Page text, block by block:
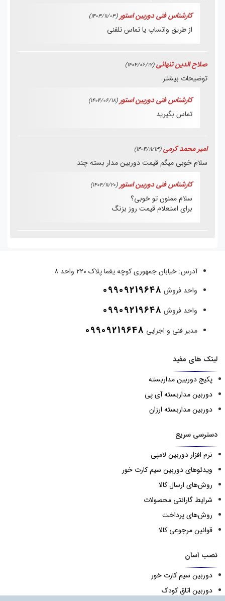
کارشناس فنی دوربین استور (1403/11/03)
از طریق واتساپ یا تماس تلفنی
صلاح الدين تنهائى(1404/06/17)
توضيحات بيشتر
کارشناس فنی دوربین استور (1404/06/18)
تماس بگیرید
امیر محمد کرمی (1404/11/13)
سلام خوبی میگم قیمت دوربین مدار بسته چند
کارشناس فنی دوربین استور (1404/11/20)
سلام ممنون تو خوبی؟
برای استعلام قیمت روز بزنگ
آدرس: خیابان جمهوری کوچه یغما پلاک ۲۲۰ واحد ۸
واحد فروش 09909219648
واحد فروش 09909219648
مدیر فنی و اجرایی 09909219648
لینک های مفید
پکیج دوربین مداربسته
دوربین مداربسته آی پی
دوربین مداربسته ارزان
دسترسی سریع
نرم افزار دوربین لامپی
ویدئوهای دوربین سیم کارت خور
روش‌های ارسال کالا
شرایط گارانتی محصولات
روش‌های پرداخت
قوانین مرجوعی کالا
نصب آسان
دوربین سیم کارت خور
دوربین اتاق کودک